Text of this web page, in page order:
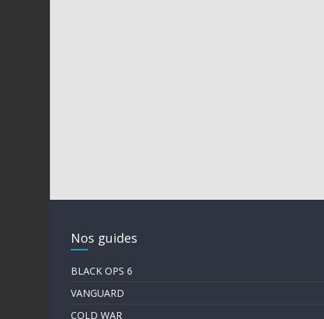
Nos guides
BLACK OPS 6
VANGUARD
COLD WAR